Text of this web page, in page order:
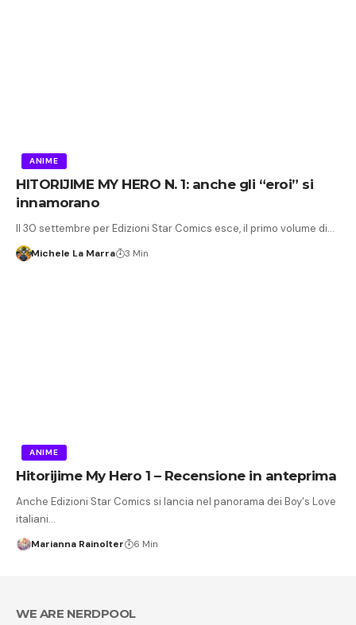
ANIME
HITORIJIME MY HERO N. 1: anche gli “eroi” si
innamorano
Il 30 settembre per Edizioni Star Comics esce, il primo volume di…
Michele La Marra 3 Min
ANIME
Hitorijime My Hero 1 – Recensione in anteprima
Anche Edizioni Star Comics si lancia nel panorama dei Boy's Love
italiani…
Marianna Rainolter 6 Min
WE ARE NERDPOOL